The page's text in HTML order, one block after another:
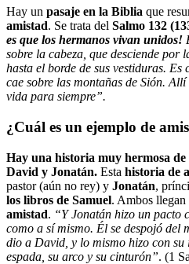
Hay un pasaje en la Biblia que
amistad. Se trata del Salmo 132
es que los hermanos vivan unidos!
sobre la cabeza, que desciende
hasta el borde de sus vestiduras.
cae sobre las montañas de Sión.
vida para siempre”.
¿Cuál es un ejemplo de
Hay una historia muy hermosa
David y Jonatán. Esta historia de
pastor (aún no rey) y Jonatán,
los libros de Samuel. Ambos llegan
amistad. “Y Jonatán hizo un pacto
como a sí mismo. Él se despojó del
dio a David, y lo mismo hizo con su
espada, su arco y su cinturón”. (1